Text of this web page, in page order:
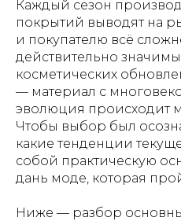
Каждый сезон
покрытий выводят на
и покупателю всё
действительно
косметических
— материал с
эволюция происходит
Чтобы выбор был
какие тенденции
собой практическую
дань моде, которая
Ниже — разбор